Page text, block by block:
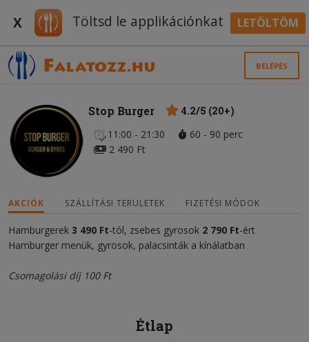
X Töltsd le applikációnkat LETÖLTÖM
BELÉPÉS
Stop Burger
4.2/5 (20+)
11:00 - 21:30
60 - 90 perc
2 490 Ft
AKCIÓK SZÁLLÍTÁSI TERÜLETEK FIZETÉSI MÓDOK
Hamburgerek 3 490 Ft-tól, zsebes gyrosok 2 790 Ft-ért
Hamburger menük, gyrosok, palacsinták a kínálatban
Csomagolási díj 100 Ft
Étlap